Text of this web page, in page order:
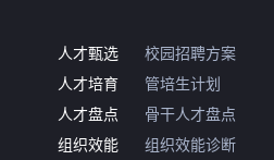
人才甄选 校园招聘方案
人才培育
管培生计划
人才盘点
骨干人才盘点
组织效能
组织效能诊断